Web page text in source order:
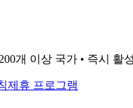
개 이상 국가 • 즉시 활
제휴 프로그램